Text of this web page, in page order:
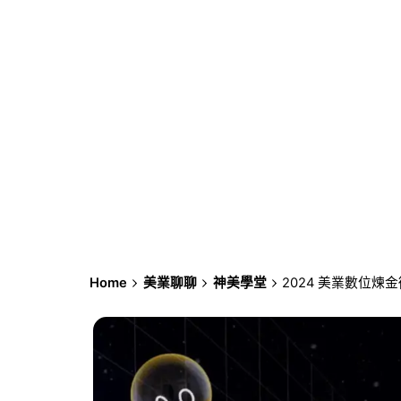
Home 美業聊聊 神美學堂 2024 美業數位煉